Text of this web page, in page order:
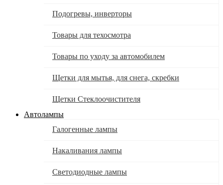
Подогревы, инверторы
Товары для техосмотра
Товары по уходу за автомобилем
Щетки для мытья, для снега, скребки
Щетки Стеклоочистителя
Автолампы
Галогенные лампы
Накаливания лампы
Светодиодные лампы